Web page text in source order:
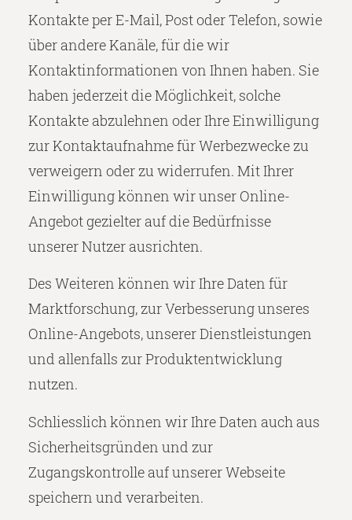
Kontakte per E-Mail, Post oder Telefon, sowie
über andere Kanäle, für die wir
Kontaktinformationen von Ihnen haben. Sie
haben jederzeit die Möglichkeit, solche
Kontakte abzulehnen oder Ihre Einwilligung
zur Kontaktaufnahme für Werbezwecke zu
verweigern oder zu widerrufen. Mit Ihrer
Einwilligung können wir unser Online-
Angebot gezielter auf die Bedürfnisse
unserer Nutzer ausrichten.
Des Weiteren können wir Ihre Daten für
Marktforschung, zur Verbesserung unseres
Online-Angebots, unserer Dienstleistungen
und allenfalls zur Produktentwicklung
nutzen.
Schliesslich können wir Ihre Daten auch aus
Sicherheitsgründen und zur
Zugangskontrolle auf unserer Webseite
speichern und verarbeiten.